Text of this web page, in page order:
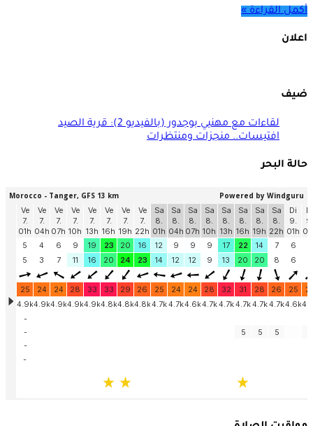
أكمل القراءة »
اعلان
ضيف
لقاءات مع مهنيي بوجدور (بالفيديو 2): قرية الصيد
افتيسات.. منجزات ومنتظرات
حالة البحر